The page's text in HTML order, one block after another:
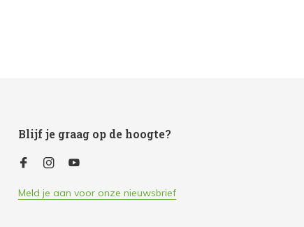
Blijf je graag op de hoogte?
Meld je aan voor onze nieuwsbrief